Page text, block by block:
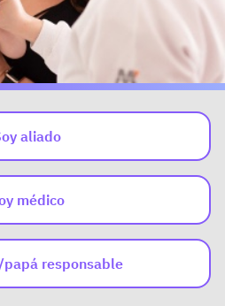
aliado
médico
papá responsable